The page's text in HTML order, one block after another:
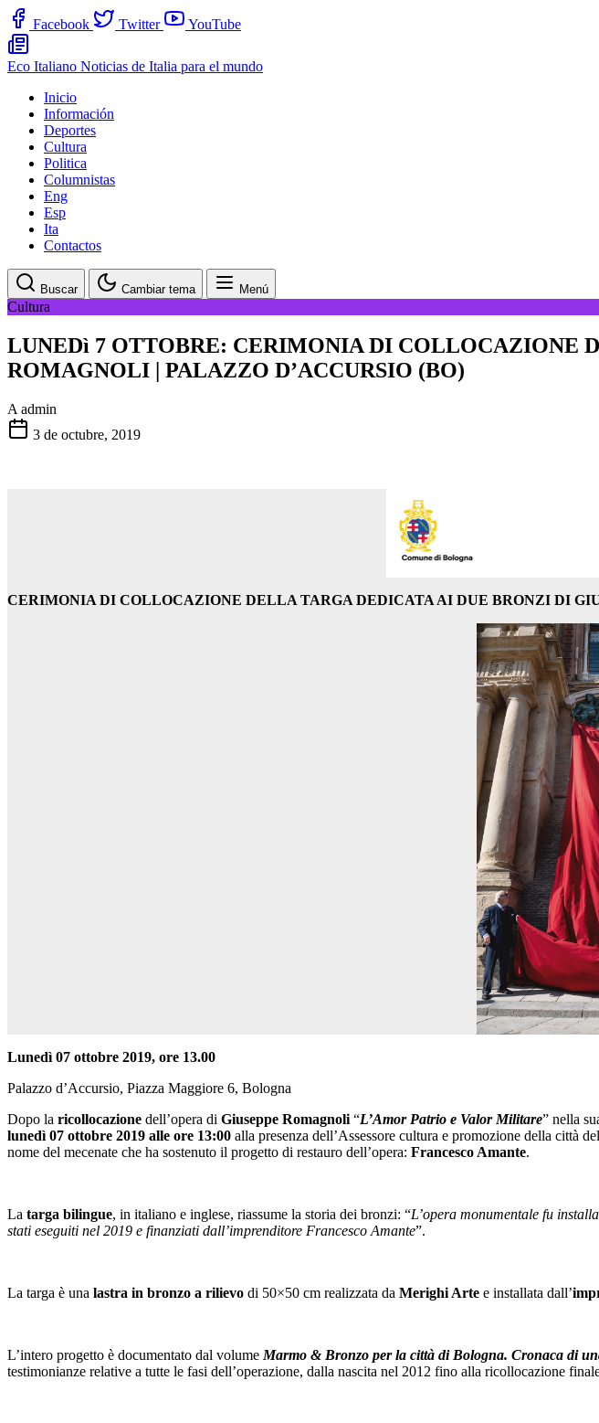
Facebook Twitter YouTube
Eco Italiano Noticias de Italia para el mundo
Inicio
Información
Deportes
Cultura
Politica
Columnistas
Eng
Esp
Ita
Contactos
Buscar Cambiar tema Menú
Cultura
LUNEDì 7 OTTOBRE: CERIMONIA DI COLLOCAZIONE
ROMAGNOLI | PALAZZO D’ACCURSIO (BO)
A admin
3 de octubre, 2019
CERIMONIA DI COLLOCAZIONE DELLA TARGA DEDICATA AI DUE BRONZI DI
Lunedì 07 ottobre 2019, ore 13.00
Palazzo d’Accursio, Piazza Maggiore 6, Bologna
Dopo la ricollocazione dell’opera di Giuseppe Romagnoli “L’Amor Patrio e Valor Militare” nella
lunedì 07 ottobre 2019 alle ore 13:00 alla presenza dell’Assessore cultura e promozione della città
nome del mecenate che ha sostenuto il progetto di restauro dell’opera: Francesco Amante.
La targa bilingue, in italiano e inglese, riassume la storia dei bronzi: “L’opera monumentale fu
stati eseguiti nel 2019 e finanziati dall’imprenditore Francesco Amante”.
La targa è una lastra in bronzo a rilievo di 50×50 cm realizzata da Merighi Arte e installata dall’
L’intero progetto è documentato dal volume Marmo & Bronzo per la città di Bologna. Cronaca di
testimonianze relative a tutte le fasi dell’operazione, dalla nascita nel 2012 fino alla ricollocazione